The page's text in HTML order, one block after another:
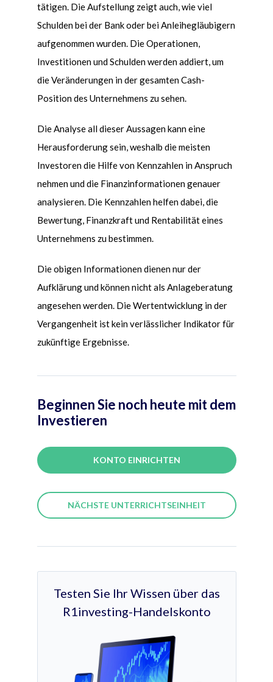
tätigen. Die Aufstellung zeigt auch, wie viel
Schulden bei der Bank oder bei Anleihegläubigern
aufgenommen wurden. Die Operationen,
Investitionen und Schulden werden addiert, um
die Veränderungen in der gesamten Cash-
Position des Unternehmens zu sehen.
Die Analyse all dieser Aussagen kann eine
Herausforderung sein, weshalb die meisten
Investoren die Hilfe von Kennzahlen in Anspruch
nehmen und die Finanzinformationen genauer
analysieren. Die Kennzahlen helfen dabei, die
Bewertung, Finanzkraft und Rentabilität eines
Unternehmens zu bestimmen.
Die obigen Informationen dienen nur der
Aufklärung und können nicht als Anlageberatung
angesehen werden. Die Wertentwicklung in der
Vergangenheit ist kein verlässlicher Indikator für
zukünftige Ergebnisse.
Beginnen Sie noch heute mit dem
Investieren
KONTO EINRICHTEN
NÄCHSTE UNTERRICHTSEINHEIT
Testen Sie Ihr Wissen über das
R1investing-Handelskonto